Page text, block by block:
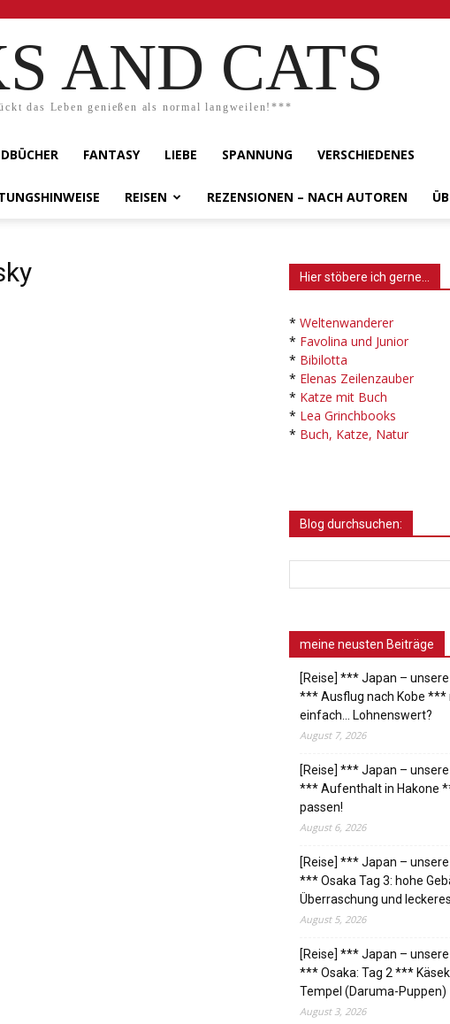
AND CATS
das Leben genießen als normal langweilen!***
FANTASY LIEBE SPANNUNG VERSCHIEDENES
REISEN REZENSIONEN – NACH AUTOREN
Hier stöbere ich gerne…
* Weltenwanderer
* Favolina und Junior
* Bibilotta
* Elenas Zeilenzauber
* Katze mit Buch
* Lea Grinchbooks
* Buch, Katze, Natur
Blog durchsuchen:
meine neusten Beiträge
[Reise] *** Japan –
*** Ausflug nach Kobe ***
einfach… Lohnenswert?
August 7, 2026
[Reise] *** Japan –
*** Aufenthalt in Hakone
passen!
August 6, 2026
[Reise] *** Japan –
*** Osaka Tag 3: hohe
Überraschung und
August 5, 2026
[Reise] *** Japan –
*** Osaka: Tag 2 ***
Tempel (Daruma-Puppen)
August 3, 2026